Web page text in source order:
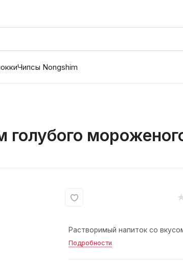
Чипсы Nongshim
Растворимый напиток со
Подробности